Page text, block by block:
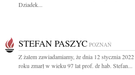
Dziadek...
STEFAN PASZYC POZNAŃ
Z żalem zawiadamiamy, że dnia 12 stycznia 2022
roku zmarł w wieku 97 lat prof. dr hab. Stefan...